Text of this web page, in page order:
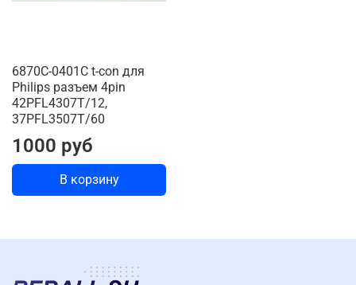
6870C-0401C t-con для
Philips разъем 4pin
42PFL4307T/12,
37PFL3507T/60
1000 руб
В корзину